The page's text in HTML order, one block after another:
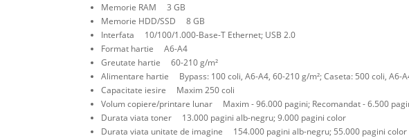
Memorie RAM 3 GB
Memorie HDD/SSD 8 GB
Interfata 10/100/1.000-Base-T Ethernet; USB 2.0
Format hartie A6-A4
Greutate hartie 60-210 g/m²
Alimentare hartie Bypass: 100 coli, A6-A4, 60-210 g/m²; Caseta: 500 coli, A6-
Capacitate iesire Maxim 250 coli
Volum copiere/printare lunar Maxim - 96.000 pagini; Recomandat - 6.500
Durata viata toner 13.000 pagini alb-negru; 9.000 pagini color
Durata viata unitate de imagine 154.000 pagini alb-negru; 55.000 pagini color